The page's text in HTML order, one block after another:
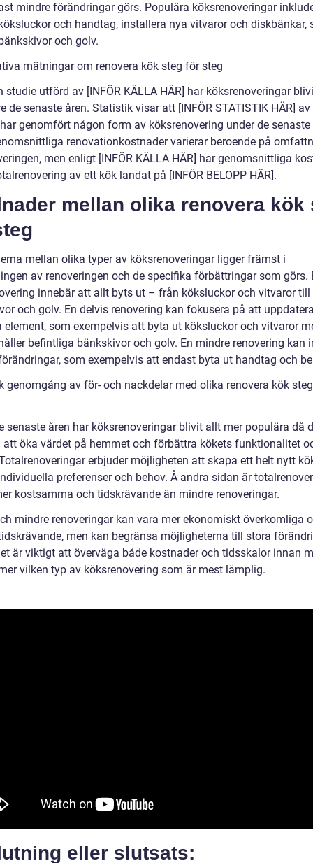
mindre förändringar görs. Populära köksrenoveringar
och handtag, installera nya vitvaror och diskbänkar,
och golv.
mätningar om renovera kök steg för steg
studie utförd av [INFÖR KÄLLA HÄR] har köksrenoveringar
de senaste åren. Statistik visar att [INFÖR STATISTIK HÄR]
genomfört någon form av köksrenovering under de
renovationkostnader varierar beroende på
men enligt [INFÖR KÄLLA HÄR] har genomsnittliga
av ett kök landat på [INFÖR BELOPP HÄR].
mellan olika renovera kök
mellan olika typer av köksrenoveringar ligger främst i
av renoveringen och de specifika förbättringar som görs.
innebär att allt byts ut – från köksluckor och vitvaror till
och golv. En delvis renovering kan fokusera på att
element, som exempelvis att byta ut köksluckor och vitvaror
befintliga bänkskivor och golv. En mindre renovering kan
som exempelvis att endast byta ut handtag och
genomgång av för- och nackdelar med olika renovera kök
senaste åren har köksrenoveringar blivit allt mer populära då
öka värdet på hemmet och förbättra kökets funktionalitet
erbjuder möjligheten att skapa ett helt nytt
preferenser och behov. Å andra sidan är
kostsamma och tidskrävande än mindre renoveringar.
mindre renoveringar kan vara mer ekonomiskt överkomliga
men kan begränsa möjligheterna till stora
är viktigt att överväga både kostnader och tidsskalor innan
vilken typ av köksrenovering som är mest lämplig.
eller slutsats: